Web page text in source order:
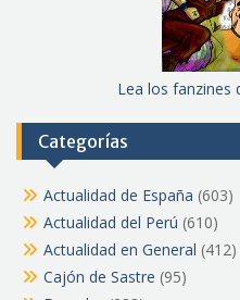
Lea los fanzines
Categorías
Actualidad de España (603)
Actualidad del Perú (610)
Actualidad en General (412)
Cajón de Sastre (95)